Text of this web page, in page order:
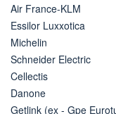
Air France-KLM
Essilor Luxxotica
Michelin
Schneider Electric
Cellectis
Danone
Getlink (ex - Gpe